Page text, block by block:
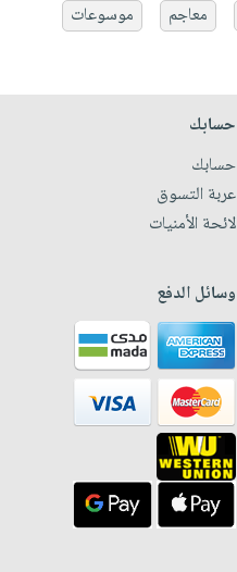
معاجم موسوعات
حسابك
حسابك
عربة التسوق
لائحة الأمنيات
وسائل الدفع